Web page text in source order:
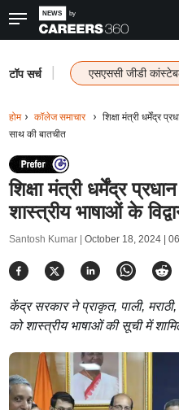
टॉप सर्च एसएससी जीडी
होम कॉलेज समाचार
शिक्षा मंत्री धर्मेंद्र
साथ की बातचीत
शिक्षा मंत्री धर्मेंद्र
शास्त्रीय भाषाओं के
Santosh Kumar | October 18, 2024 |
केंद्र सरकार ने प्राकृत, पाली,
को शास्त्रीय भाषाओं की सूची में